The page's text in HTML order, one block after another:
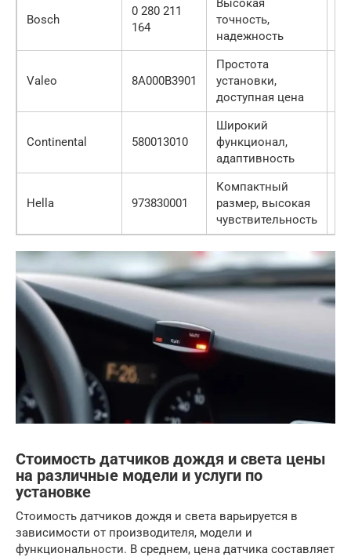
Bosch
0 280 211
164
Высокая
точность,
надежность
Valeo 8A000B3901
Простота
установки,
доступная цена
Continental 580013010
Широкий
функционал,
адаптивность
Hella 973830001
Компактный
размер, высокая
чувствительность
Стоимость датчиков дождя и света цены
на различные модели и услуги по
установке
Стоимость датчиков дождя и света варьируется в
зависимости от производителя, модели и
функциональности. В среднем, цена датчика составляет